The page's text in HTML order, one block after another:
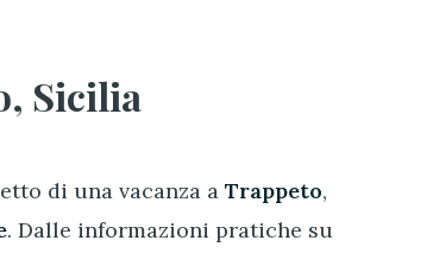
Sicilia
di una vacanza aTrappeto,
. Dalle informazioni pratiche su